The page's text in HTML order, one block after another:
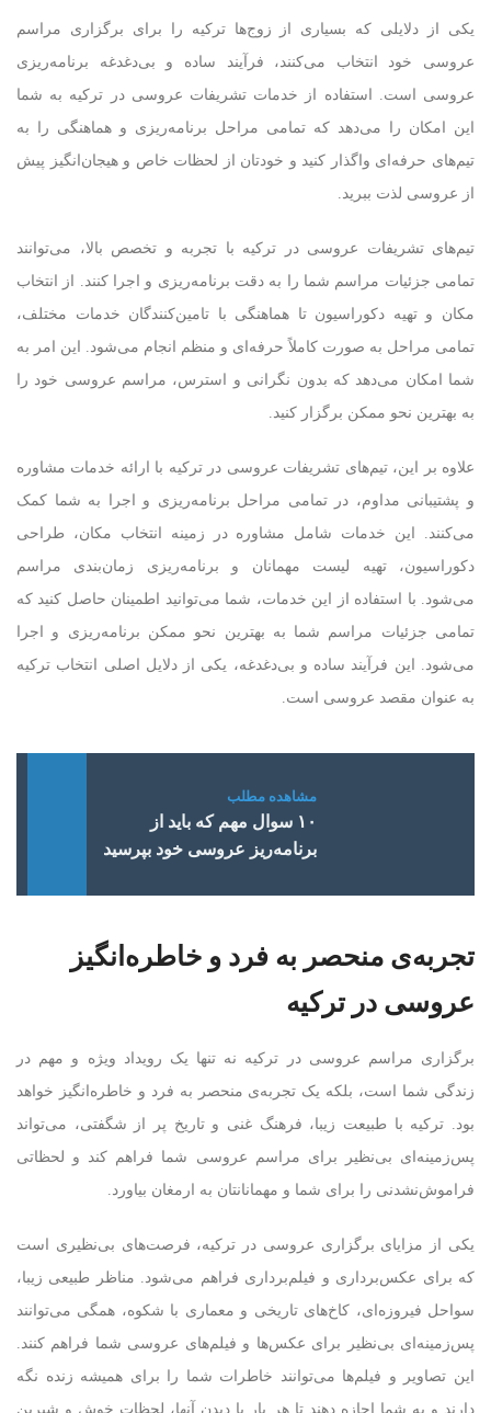
یکی از دلایلی که بسیاری از زوج‌ها ترکیه را برای برگزاری مراسم
عروسی خود انتخاب می‌کنند، فرآیند ساده و بی‌دغدغه برنامه‌ریزی
عروسی است. استفاده از خدمات تشریفات عروسی در ترکیه به شما
این امکان را می‌دهد که تمامی مراحل برنامه‌ریزی و هماهنگی را به
تیم‌های حرفه‌ای واگذار کنید و خودتان از لحظات خاص و هیجان‌انگیز پیش
از عروسی لذت ببرید.
تیم‌های تشریفات عروسی در ترکیه با تجربه و تخصص بالا، می‌توانند
تمامی جزئیات مراسم شما را به دقت برنامه‌ریزی و اجرا کنند. از انتخاب
مکان و تهیه دکوراسیون تا هماهنگی با تامین‌کنندگان خدمات مختلف،
تمامی مراحل به صورت کاملاً حرفه‌ای و منظم انجام می‌شود. این امر به
شما امکان می‌دهد که بدون نگرانی و استرس، مراسم عروسی خود را
به بهترین نحو ممکن برگزار کنید.
علاوه بر این، تیم‌های تشریفات عروسی در ترکیه با ارائه خدمات مشاوره
و پشتیبانی مداوم، در تمامی مراحل برنامه‌ریزی و اجرا به شما کمک
می‌کنند. این خدمات شامل مشاوره در زمینه انتخاب مکان، طراحی
دکوراسیون، تهیه لیست مهمانان و برنامه‌ریزی زمان‌بندی مراسم
می‌شود. با استفاده از این خدمات، شما می‌توانید اطمینان حاصل کنید که
تمامی جزئیات مراسم شما به بهترین نحو ممکن برنامه‌ریزی و اجرا
می‌شود. این فرآیند ساده و بی‌دغدغه، یکی از دلایل اصلی انتخاب ترکیه
به عنوان مقصد عروسی است.
۱۰ سوال مهم که باید از
برنامه‌ریز عروسی خود بپرسید
تجربه‌ی منحصر به فرد و خاطره‌انگیز
عروسی در ترکیه
برگزاری مراسم عروسی در ترکیه نه تنها یک رویداد ویژه و مهم در
زندگی شما است، بلکه یک تجربه‌ی منحصر به فرد و خاطره‌انگیز خواهد
بود. ترکیه با طبیعت زیبا، فرهنگ غنی و تاریخ پر از شگفتی، می‌تواند
پس‌زمینه‌ای بی‌نظیر برای مراسم عروسی شما فراهم کند و لحظاتی
فراموش‌نشدنی را برای شما و مهمانانتان به ارمغان بیاورد.
یکی از مزایای برگزاری عروسی در ترکیه، فرصت‌های بی‌نظیری است
که برای عکس‌برداری و فیلم‌برداری فراهم می‌شود. مناظر طبیعی زیبا،
سواحل فیروزه‌ای، کاخ‌های تاریخی و معماری با شکوه، همگی می‌توانند
پس‌زمینه‌ای بی‌نظیر برای عکس‌ها و فیلم‌های عروسی شما فراهم کنند.
این تصاویر و فیلم‌ها می‌توانند خاطرات شما را برای همیشه زنده نگه
دارند و به شما اجازه دهند تا هر بار با دیدن آنها، لحظات خوش و شیرین